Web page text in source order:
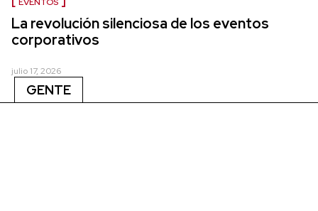
La revolución silenciosa de los eventos
corporativos
julio 17, 2026
GENTE